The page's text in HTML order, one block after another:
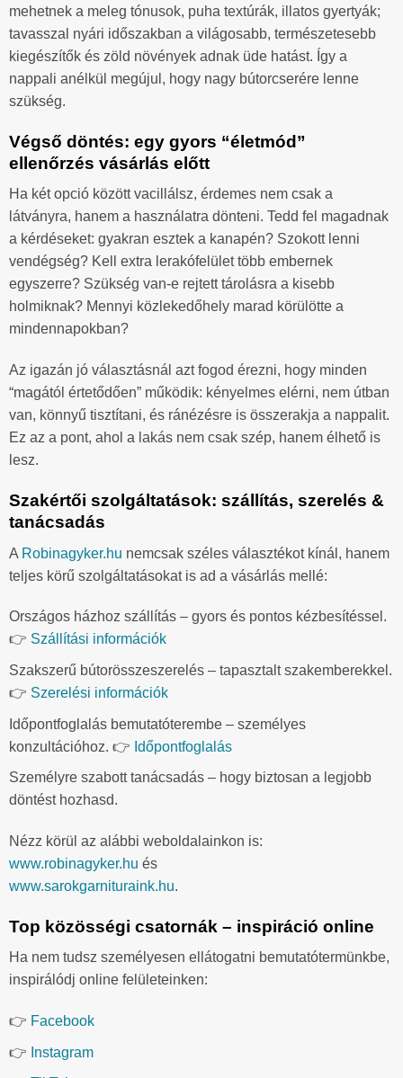
mehetnek a meleg tónusok, puha textúrák, illatos gyertyák;
tavasszal nyári időszakban a világosabb, természetesebb
kiegészítők és zöld növények adnak üde hatást. Így a
nappali anélkül megújul, hogy nagy bútorcserére lenne
szükség.
Végső döntés: egy gyors “életmód”
ellenőrzés vásárlás előtt
Ha két opció között vacillálsz, érdemes nem csak a
látványra, hanem a használatra dönteni. Tedd fel magadnak
a kérdéseket: gyakran esztek a kanapén? Szokott lenni
vendégség? Kell extra lerakófelület több embernek
egyszerre? Szükség van-e rejtett tárolásra a kisebb
holmiknak? Mennyi közlekedőhely marad körülötte a
mindennapokban?
Az igazán jó választásnál azt fogod érezni, hogy minden
“magától értetődően” működik: kényelmes elérni, nem útban
van, könnyű tisztítani, és ránézésre is összerakja a nappalit.
Ez az a pont, ahol a lakás nem csak szép, hanem élhető is
lesz.
Szakértői szolgáltatások: szállítás, szerelés &
tanácsadás
A Robinagyker.hu nemcsak széles választékot kínál, hanem
teljes körű szolgáltatásokat is ad a vásárlás mellé:
Országos házhoz szállítás – gyors és pontos kézbesítéssel.
👉 Szállítási információk
Szakszerű bútorösszeszerelés – tapasztalt szakemberekkel.
👉 Szerelési információk
Időpontfoglalás bemutatóterembe – személyes
konzultációhoz. 👉 Időpontfoglalás
Személyre szabott tanácsadás – hogy biztosan a legjobb
döntést hozhasd.
Nézz körül az alábbi weboldalainkon is:
www.robinagyker.hu és
www.sarokgarnituraink.hu.
Top közösségi csatornák – inspiráció online
Ha nem tudsz személyesen ellátogatni bemutatótermünkbe,
inspirálódj online felületeinken:
👉 Facebook
👉 Instagram